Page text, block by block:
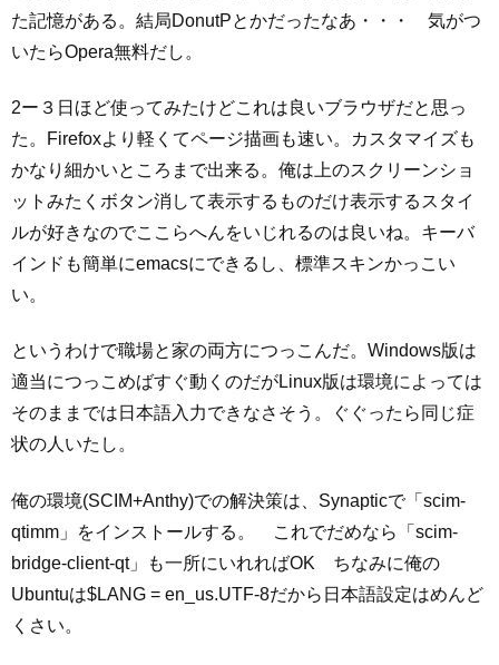
た記憶がある。結局DonutPとかだったなあ・・・ 気がつ
いたらOpera無料だし。
2ー３日ほど使ってみたけどこれは良いブラウザだと思っ
た。Firefoxより軽くてページ描画も速い。カスタマイズも
かなり細かいところまで出来る。俺は上のスクリーンショ
ットみたくボタン消して表示するものだけ表示するスタイ
ルが好きなのでここらへんをいじれるのは良いね。キーバ
インドも簡単にemacsにできるし、標準スキンかっこい
い。
というわけで職場と家の両方につっこんだ。Windows版は
適当につっこめばすぐ動くのだがLinux版は環境によっては
そのままでは日本語入力できなさそう。ぐぐったら同じ症
状の人いたし。
俺の環境(SCIM+Anthy)での解決策は、Synapticで「scim-
qtimm」をインストールする。 これでだめなら「scim-
bridge-client-qt」も一所にいれればOK ちなみに俺の
Ubuntuは$LANG = en_us.UTF-8だから日本語設定はめんど
くさい。